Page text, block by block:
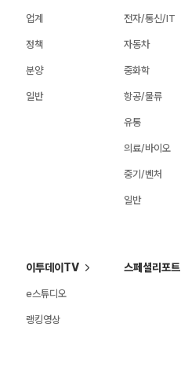
업계
정책
분양
일반
전자/통신/IT
자동차
중화학
항공/물류
유통
의료/바이오
중기/벤처
일반
이투데이TV
e스튜디오
랭킹영상
스페셜리포트